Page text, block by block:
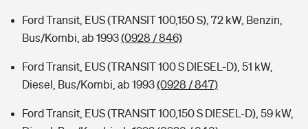
Ford Transit, EUS (TRANSIT 100,150 S), 72 kW, Benzin,
Bus/Kombi, ab 1993(0928 / 846)
Ford Transit, EUS (TRANSIT 100 S DIESEL-D), 51 kW,
Diesel, Bus/Kombi, ab 1993(0928 / 847)
Ford Transit, EUS (TRANSIT 100,150 S DIESEL-D), 59 kW,